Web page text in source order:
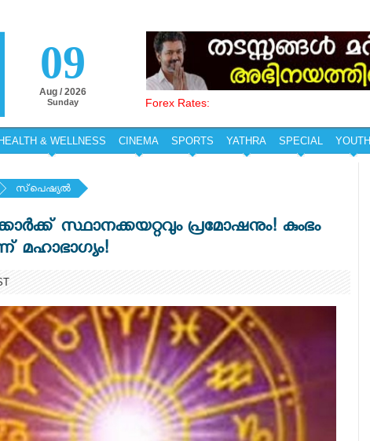
09
Aug / 2026
Sunday Forex Rates:
HEALTH & WELLNESS CINEMA SPORTS YATHRA SPECIAL YOUTH
സ്‌പെഷ്യല്‍
സ്ഥാനക്കയറ്റവും പ്രമോഷനും! കുംഭം
മഹാഭാഗ്യം!